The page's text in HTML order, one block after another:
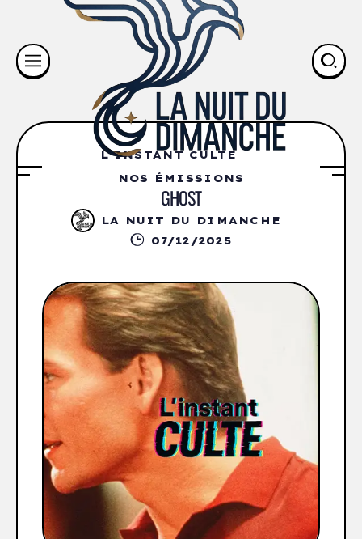
L'INSTANT CULTE
NOS ÉMISSIONS
GHOST
LA NUIT DU DIMANCHE
07/12/2025